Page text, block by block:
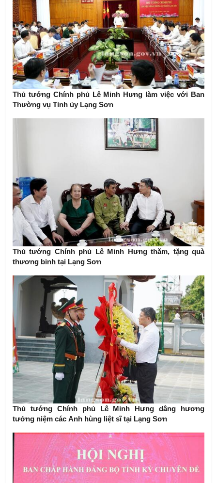
Thủ tướng Chính phủ Lê Minh Hưng làm việc với Ban
Thường vụ Tỉnh ủy Lạng Sơn
Thủ tướng Chính phủ Lê Minh Hưng thăm, tặng quà
thương binh tại Lạng Sơn
Thủ tướng Chính phủ Lê Minh Hưng dâng hương
tưởng niệm các Anh hùng liệt sĩ tại Lạng Sơn